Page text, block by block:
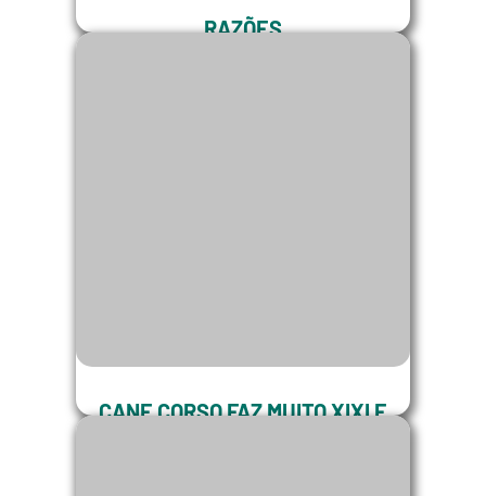
RAZÕES
CANE CORSO FAZ MUITO XIXI E